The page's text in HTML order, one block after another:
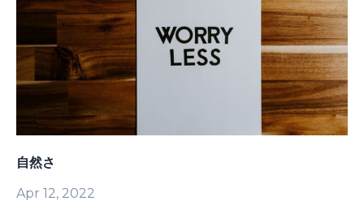
自然さ
Apr 12, 2022